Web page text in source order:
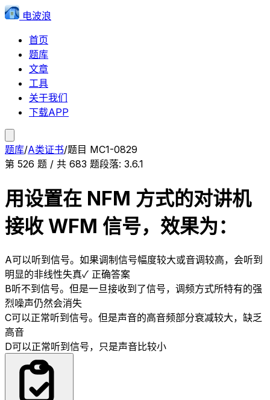
电波浪
首页
题库
文章
工具
关于我们
下载APP
题库/A类证书/题目 MC1-0829
第 526 题 / 共 683 题段落: 3.6.1
用设置在 NFM 方式的对讲机
接收 WFM 信号，效果为：
A可以听到信号。如果调制信号幅度较大或音调较高，会听到
明显的非线性失真✓ 正确答案
B听不到信号。但是一旦接收到了信号，调频方式所特有的强
烈噪声仍然会消失
C可以正常听到信号。但是声音的高音频部分衰减较大，缺乏
高音
D可以正常听到信号，只是声音比较小